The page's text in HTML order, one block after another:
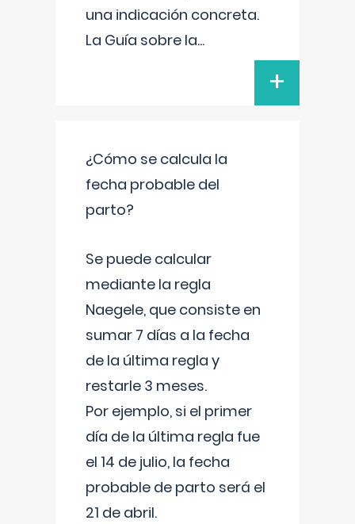
una indicación concreta.
La Guía sobre la...
+
¿Cómo se calcula la
fecha probable del
parto?
Se puede calcular
mediante la regla
Naegele, que consiste en
sumar 7 días a la fecha
de la última regla y
restarle 3 meses.
Por ejemplo, si el primer
día de la última regla fue
el 14 de julio, la fecha
probable de parto será el
21 de abril.